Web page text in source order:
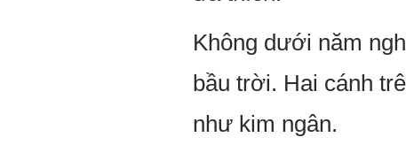
Không dưới năm
bầu trời. Hai cánh
như kim ngân.